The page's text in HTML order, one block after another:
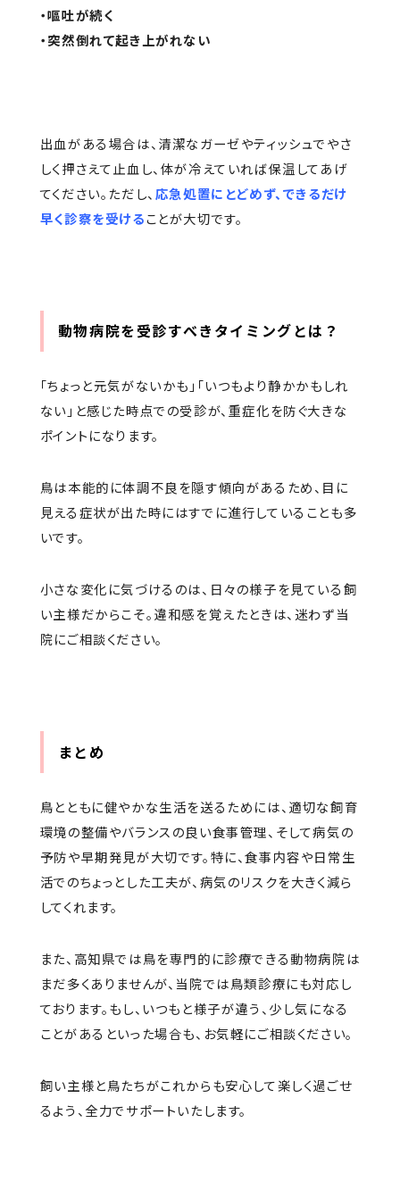
・嘔吐が続く
・突然倒れて起き上がれない
出血がある場合は、清潔なガーゼやティッシュでやさ
しく押さえて止血し、体が冷えていれば保温してあげ
てください。ただし、 応急処置にとどめず、できるだけ
早く診察を受けることが大切です。
動物病院を受診すべきタイミングとは？
「ちょっと元気がないかも」「いつもより静かかもしれ
ない」と感じた時点での受診が、重症化を防ぐ大きな
ポイントになります。
鳥は本能的に体調不良を隠す傾向があるため、目に
見える症状が出た時にはすでに進行していることも多
いです。
小さな変化に気づけるのは、日々の様子を見ている飼
い主様だからこそ。違和感を覚えたときは、迷わず当
院にご相談ください。
まとめ
鳥とともに健やかな生活を送るためには、適切な飼育
環境の整備やバランスの良い食事管理、そして病気の
予防や早期発見が大切です。特に、食事内容や日常生
活でのちょっとした工夫が、病気のリスクを大きく減ら
してくれます。
また、高知県では鳥を専門的に診療できる動物病院は
まだ多くありませんが、当院では鳥類診療にも対応し
ております。もし、いつもと様子が違う、少し気になる
ことがあるといった場合も、お気軽にご相談ください。
飼い主様と鳥たちがこれからも安心して楽しく過ごせ
るよう、全力でサポートいたします。